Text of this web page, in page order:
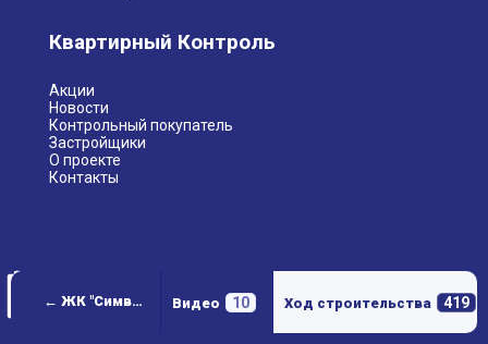
← ЖК "Символ" Видео 10 Ход строительства 419
Квартирный Контроль
Акции
Новости
Контрольный покупатель
Застройщики
О проекте
Контакты